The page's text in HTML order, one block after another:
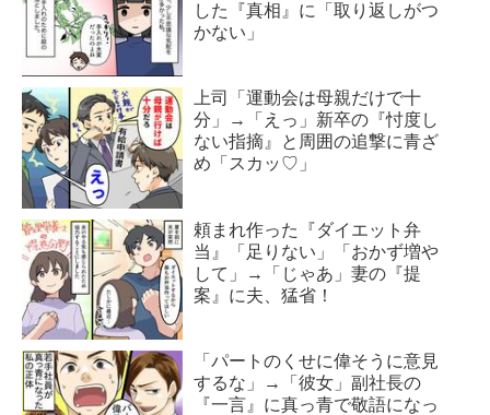
した『真相』に「取り返しがつ
かない」
上司「運動会は母親だけで十
分」→「えっ」新卒の『忖度し
ない指摘』と周囲の追撃に青ざ
め「スカッ♡」
頼まれ作った『ダイエット弁
当』「足りない」「おかず増や
して」→「じゃあ」妻の『提
案』に夫、猛省！
「パートのくせに偉そうに意見
するな」→「彼女」副社長の
『一言』に真っ青で敬語になっ